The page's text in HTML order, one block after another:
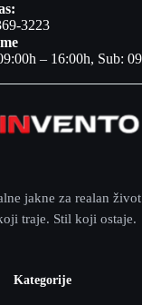
3223
– 16:00h, Sub:
jakne za realan život
traje. Stil koji ostaje.
Kategorije